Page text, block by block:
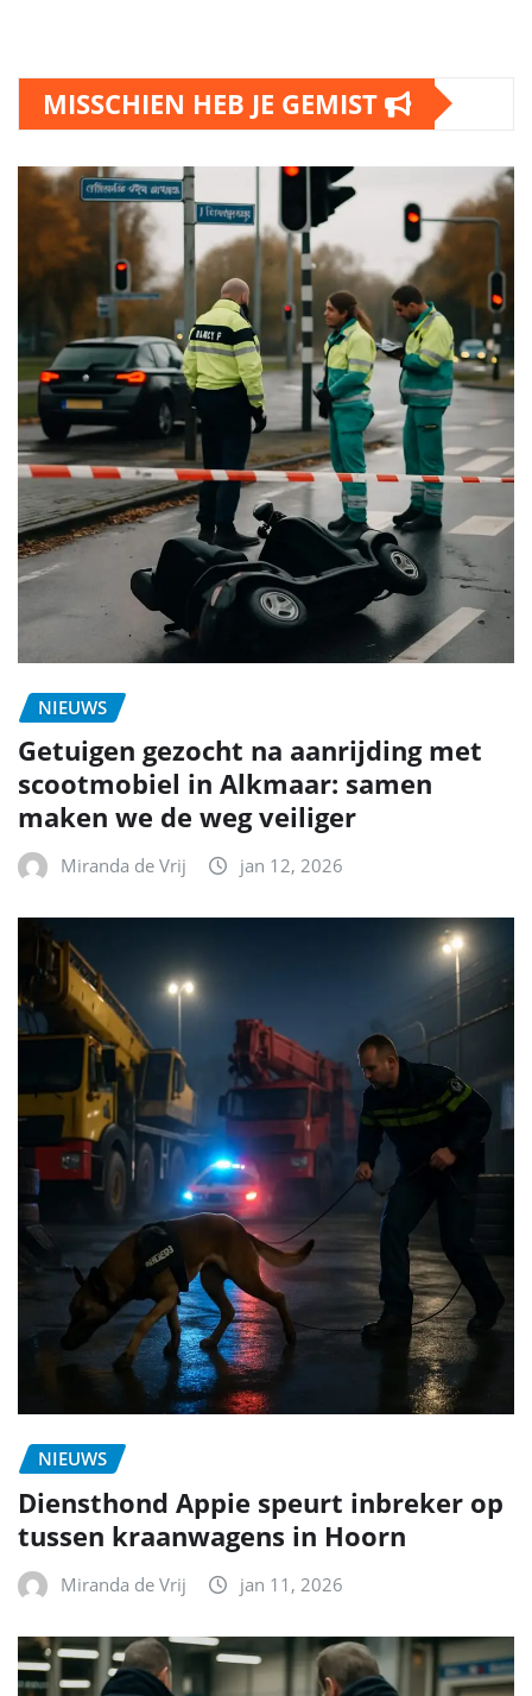
MISSCHIEN HEB JE GEMIST
NIEUWS
Getuigen gezocht na aanrijding met
scootmobiel in Alkmaar: samen
maken we de weg veiliger
Miranda de Vrij jan 12, 2026
NIEUWS
Diensthond Appie speurt inbreker op
tussen kraanwagens in Hoorn
Miranda de Vrij jan 11, 2026